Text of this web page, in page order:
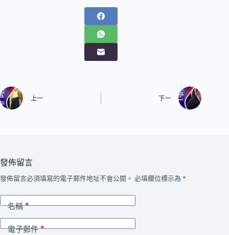
上一 下一
發佈留言
發佈留言必須填寫的電子郵件地址不會公開。 必填欄位標示為 *
名稱*
電子郵件*